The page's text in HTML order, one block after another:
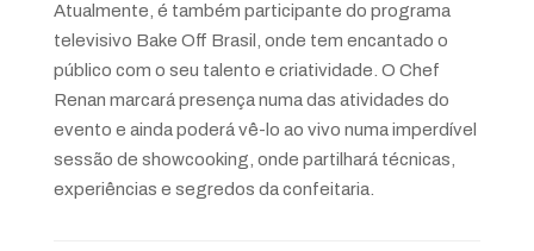
Atualmente, é também participante do programa
televisivo Bake Off Brasil, onde tem encantado o
público com o seu talento e criatividade. O Chef
Renan marcará presença numa das atividades do
evento e ainda poderá vê-lo ao vivo numa imperdível
sessão de showcooking, onde partilhará técnicas,
experiências e segredos da confeitaria.